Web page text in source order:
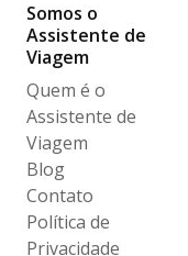
Somos o
Assistente de
Viagem
Quem é o
Assistente de
Viagem
Blog
Contato
Política de
Privacidade